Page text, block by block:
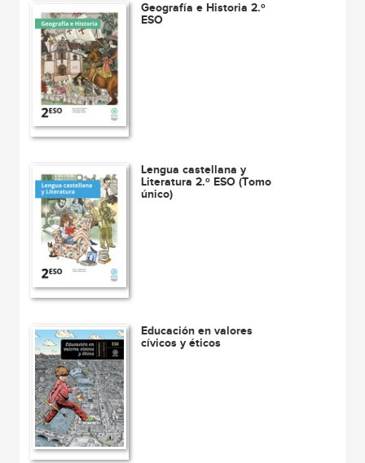
Geografía e Historia 2.º
ESO
Lengua castellana y
Literatura 2.º ESO (Tomo
único)
Educación en valores
cívicos y éticos